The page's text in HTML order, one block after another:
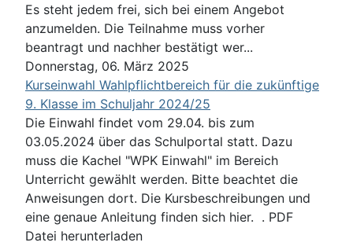
Es steht jedem frei, sich bei einem Angebot
anzumelden. Die Teilnahme muss vorher
beantragt und nachher bestätigt wer...
Donnerstag, 06. März 2025
Kurseinwahl Wahlpflichtbereich für die zukünftige
9. Klasse im Schuljahr 2024/25
Die Einwahl findet vom 29.04. bis zum
03.05.2024 über das Schulportal statt. Dazu
muss die Kachel "WPK Einwahl" im Bereich
Unterricht gewählt werden. Bitte beachtet die
Anweisungen dort. Die Kursbeschreibungen und
eine genaue Anleitung finden sich hier. . PDF
Datei herunterladen